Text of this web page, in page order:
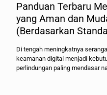
Panduan Terbaru
yang Aman dan
(Berdasarkan
Di tengah meningkatnya
keamanan digital menjadi
perlindungan paling mendasar